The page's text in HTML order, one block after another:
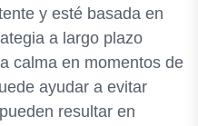
y esté basada en
a largo plazo
calma en momentos de
ayudar a evitar
resultar en